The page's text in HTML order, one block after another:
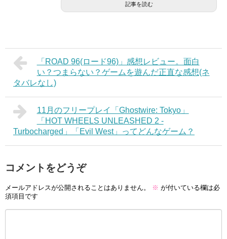
記事を読む
「ROAD 96(ロード96)」感想レビュー。面白
い？つまらない？ゲームを遊んだ正直な感想(ネ
タバレなし)
11月のフリープレイ「Ghostwire: Tokyo」
「HOT WHEELS UNLEASHED 2 -
Turbocharged」「Evil West」ってどんなゲーム？
コメントをどうぞ
メールアドレスが公開されることはありません。 ※ が付いている欄は必
須項目です